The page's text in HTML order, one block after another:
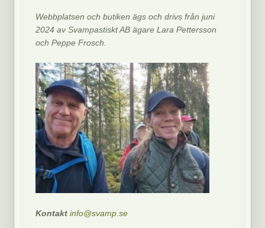
Webbplatsen och butiken ägs och drivs från juni
2024 av Svampastiskt AB ägare Lara Pettersson
och Peppe Frosch.
Kontaktinfo@svamp.se